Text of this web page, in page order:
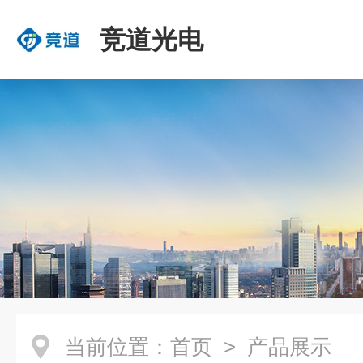
竞道光电
当前位置： 首页 > 产品展示